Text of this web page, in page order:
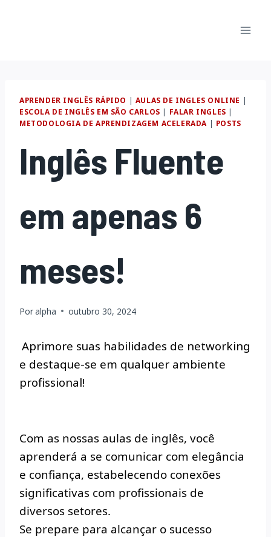
APRENDER INGLÊS RÁPIDO | AULAS DE INGLES ONLINE |
ESCOLA DE INGLÊS EM SÃO CARLOS | FALAR INGLES |
METODOLOGIA DE APRENDIZAGEM ACELERADA | POSTS
Inglês Fluente
em apenas 6
meses!
Poralpha outubro 30, 2024
Aprimore suas habilidades de networking
e destaque-se em qualquer ambiente
profissional!
Com as nossas aulas de inglês, você
aprenderá a se comunicar com elegância
e confiança, estabelecendo conexões
significativas com profissionais de
diversos setores.
Se prepare para alcançar o sucesso